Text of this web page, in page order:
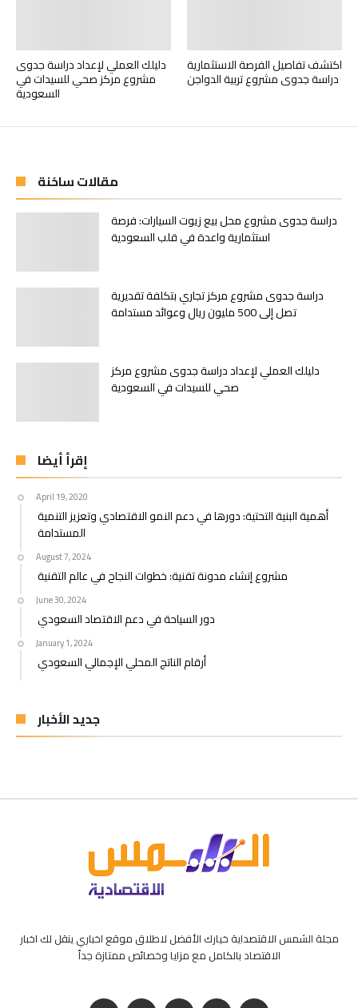
دليلك العملي لإعداد دراسة جدوى
مشروع مركز صحي للسيدات في
السعودية
اكتشف تفاصيل الفرصة الاستثمارية
دراسة جدوى مشروع تربية الدواجن
مقالات ساخنة
دراسة جدوى مشروع محل بيع زيوت السيارات: فرصة
استثمارية واعدة في قلب السعودية
دراسة جدوى مشروع مركز تجاري بتكلفة تقديرية
تصل إلى 500 مليون ريال وعوائد مستدامة
دليلك العملي لإعداد دراسة جدوى مشروع مركز
صحي للسيدات في السعودية
إقرأ أيضا
April 19, 2020
أهمية البنية التحتية: دورها في دعم النمو الاقتصادي وتعزيز التنمية
المستدامة
August 7, 2024
مشروع إنشاء مدونة تقنية: خطوات النجاح في عالم التقنية
June 30, 2024
دور السياحة في دعم الاقتصاد السعودي
January 1, 2024
أرقام الناتج المحلي الإجمالي السعودي
جديد الأخبار
مجلة الشمس الاقتصداية خيارك الأفضل لاطلاق موقع اخباري ينقل لك اخبار
الاقتصاد بالكامل مع مزايا وخصائص ممتازة جداً